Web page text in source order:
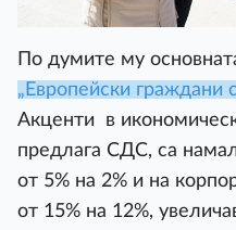
По думите му
„Европейски граждани
Акценти в
предлага СДС, са
от 5% на 2% и на
от 15% на 12%,